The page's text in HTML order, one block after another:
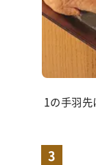
1の手羽先
3